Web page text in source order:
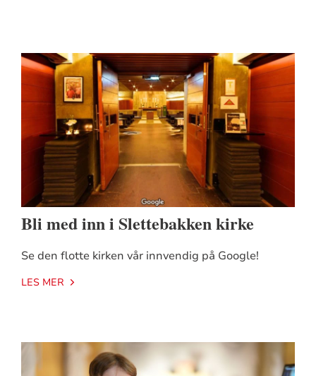
Bli med inn i Slettebakken kirke
Se den flotte kirken vår innvendig på Google!
LES MER